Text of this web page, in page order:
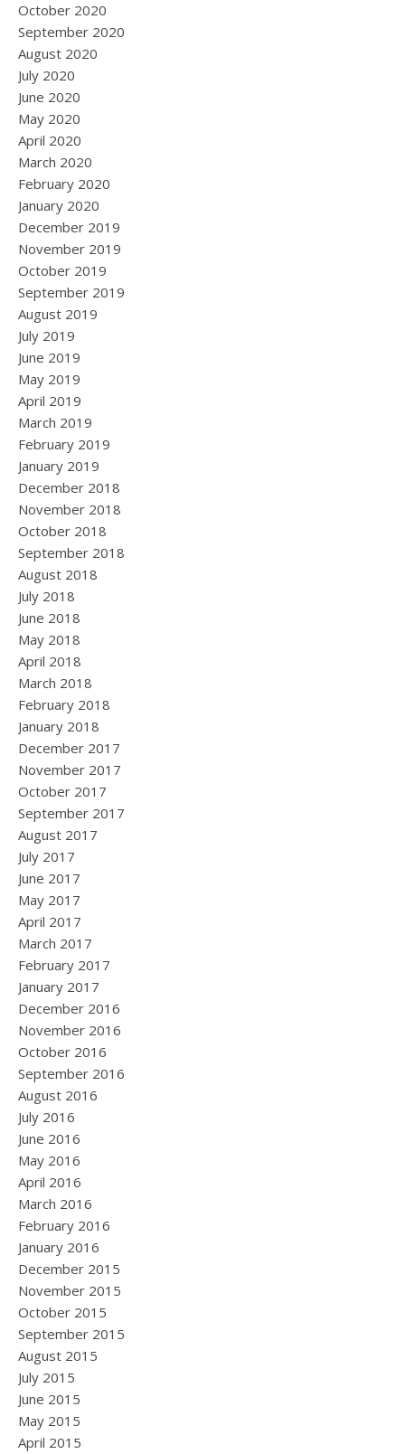
October 2020
September 2020
August 2020
July 2020
June 2020
May 2020
April 2020
March 2020
February 2020
January 2020
December 2019
November 2019
October 2019
September 2019
August 2019
July 2019
June 2019
May 2019
April 2019
March 2019
February 2019
January 2019
December 2018
November 2018
October 2018
September 2018
August 2018
July 2018
June 2018
May 2018
April 2018
March 2018
February 2018
January 2018
December 2017
November 2017
October 2017
September 2017
August 2017
July 2017
June 2017
May 2017
April 2017
March 2017
February 2017
January 2017
December 2016
November 2016
October 2016
September 2016
August 2016
July 2016
June 2016
May 2016
April 2016
March 2016
February 2016
January 2016
December 2015
November 2015
October 2015
September 2015
August 2015
July 2015
June 2015
May 2015
April 2015